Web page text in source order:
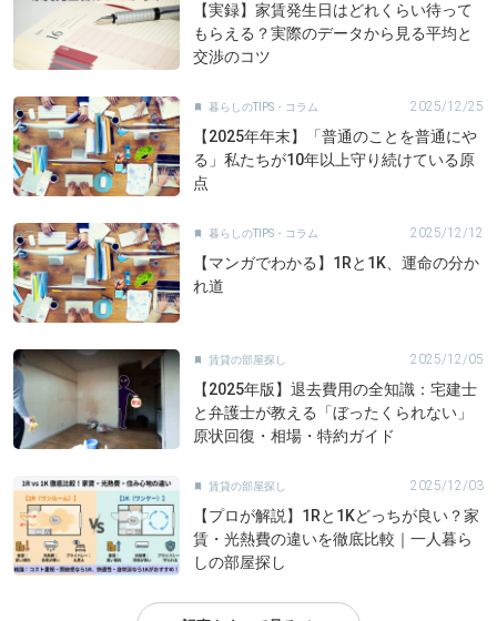
【実録】家賃発生日はどれくらい待って
もらえる？実際のデータから見る平均と
交渉のコツ
 暮らしのTIPS・コラム 2025/12/25
【2025年年末】「普通のことを普通にや
る」私たちが10年以上守り続けている原
点
 暮らしのTIPS・コラム 2025/12/12
【マンガでわかる】1Rと1K、運命の分か
れ道
 賃貸の部屋探し 2025/12/05
【2025年版】退去費用の全知識：宅建士
と弁護士が教える「ぼったくられない」
原状回復・相場・特約ガイド
 賃貸の部屋探し 2025/12/03
【プロが解説】1Rと1Kどっちが良い？家
賃・光熱費の違いを徹底比較｜一人暮ら
しの部屋探し